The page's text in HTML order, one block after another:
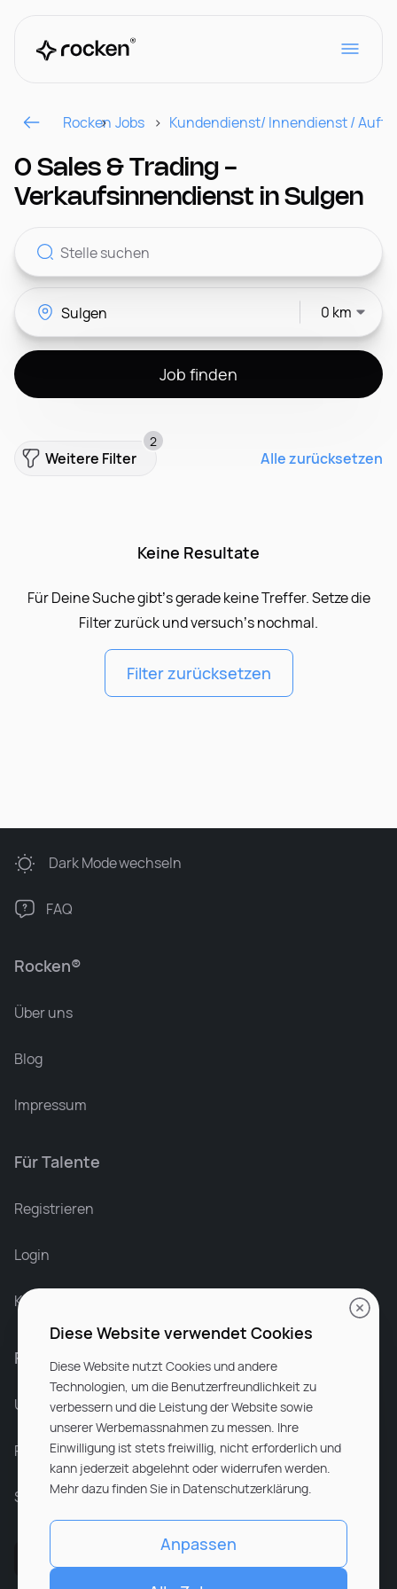
Für Arbeitgeber
Kontakt
CH
Rocken Jobs Kundendienst/ Innendienst /
0 Sales & Trading -
Verkaufsinnendienst in Sulgen
0 km
Job finden
Weitere Filter
2
Alle zurücksetzen
Keine Resultate
Für Deine Suche gibt’s gerade keine Treffer. Setze die
Filter zurück und versuch’s nochmal.
Filter zurücksetzen
Rocken®
Über uns
Blog
Impressum
Für Talente
Registrieren
Login
Karriere bei Rocken
Für Unternehmen
Unsere Dienstleistungen
Partnerunternehmen
Sitemap
Dark Modewechseln
FAQ
Diese Website verwendet Cookies
Diese Website nutzt Cookies und andere
Technologien, um die Benutzerfreundlichkeit zu
verbessern und die Leistung der Website sowie
unserer Werbemassnahmen zu messen. Ihre
Einwilligung ist stets freiwillig, nicht erforderlich und
kann jederzeit abgelehnt oder widerrufen werden.
Mehr dazu finden Sie in Datenschutzerklärung.
Anpassen